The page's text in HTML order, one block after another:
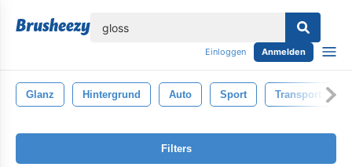
Einloggen Anmelden
Glanz Hintergrund Auto Sport Transport
Filters